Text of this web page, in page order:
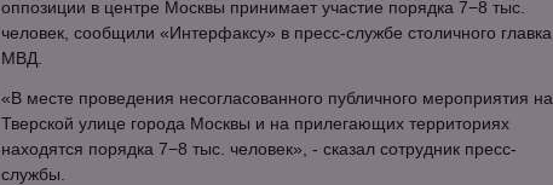
оппозиции в центре Москвы принимает участие порядка 7−8 тыс.
человек, сообщили «Интерфаксу» в пресс-службе столичного главка
МВД.
«В месте проведения несогласованного публичного мероприятия на
Тверской улице города Москвы и на прилегающих территориях
находятся порядка 7−8 тыс. человек», - сказал сотрудник пресс-
службы.